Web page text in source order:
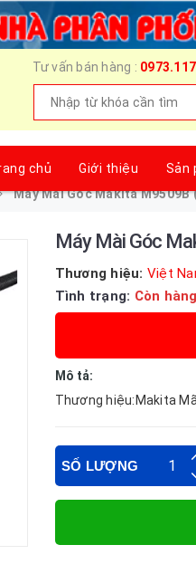
Tư vấn bán hàng :
chủ Giới thiệu Sản
Máy Mài Góc Makita M9509B
Máy Mài Góc
Thương hiệu: Việt
Tình trạng: Còn hàng
Mô tả:
Thương hiệu:Makita
SỐ LƯỢNG